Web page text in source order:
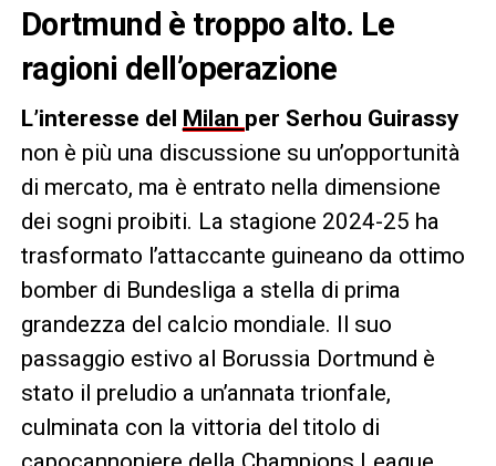
Dortmund è troppo alto. Le
ragioni dell’operazione
L’interesse del Milan per Serhou Guirassy
non è più una discussione su un’opportunità
di mercato, ma è entrato nella dimensione
dei sogni proibiti. La stagione 2024-25 ha
trasformato l’attaccante guineano da ottimo
bomber di Bundesliga a stella di prima
grandezza del calcio mondiale. Il suo
passaggio estivo al Borussia Dortmund è
stato il preludio a un’annata trionfale,
culminata con la vittoria del titolo di